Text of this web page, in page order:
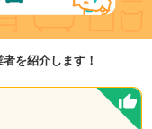
を紹介します！